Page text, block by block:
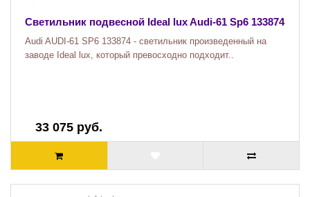
Светильник подвесной Ideal lux Audi-61 Sp6 133874
Audi AUDI-61 SP6 133874 - светильник произведенный на
заводе Ideal lux, который превосходно подходит..
33 075 руб.